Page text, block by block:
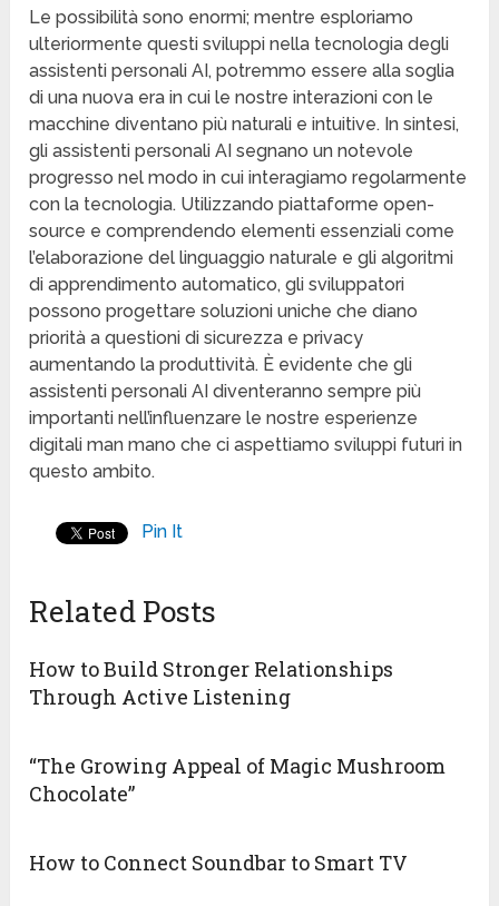
Le possibilità sono enormi; mentre esploriamo
ulteriormente questi sviluppi nella tecnologia degli
assistenti personali AI, potremmo essere alla soglia
di una nuova era in cui le nostre interazioni con le
macchine diventano più naturali e intuitive. In sintesi,
gli assistenti personali AI segnano un notevole
progresso nel modo in cui interagiamo regolarmente
con la tecnologia. Utilizzando piattaforme open-
source e comprendendo elementi essenziali come
l’elaborazione del linguaggio naturale e gli algoritmi
di apprendimento automatico, gli sviluppatori
possono progettare soluzioni uniche che diano
priorità a questioni di sicurezza e privacy
aumentando la produttività. È evidente che gli
assistenti personali AI diventeranno sempre più
importanti nell’influenzare le nostre esperienze
digitali man mano che ci aspettiamo sviluppi futuri in
questo ambito.
Pin It
Related Posts
How to Build Stronger Relationships
Through Active Listening
“The Growing Appeal of Magic Mushroom
Chocolate”
How to Connect Soundbar to Smart TV